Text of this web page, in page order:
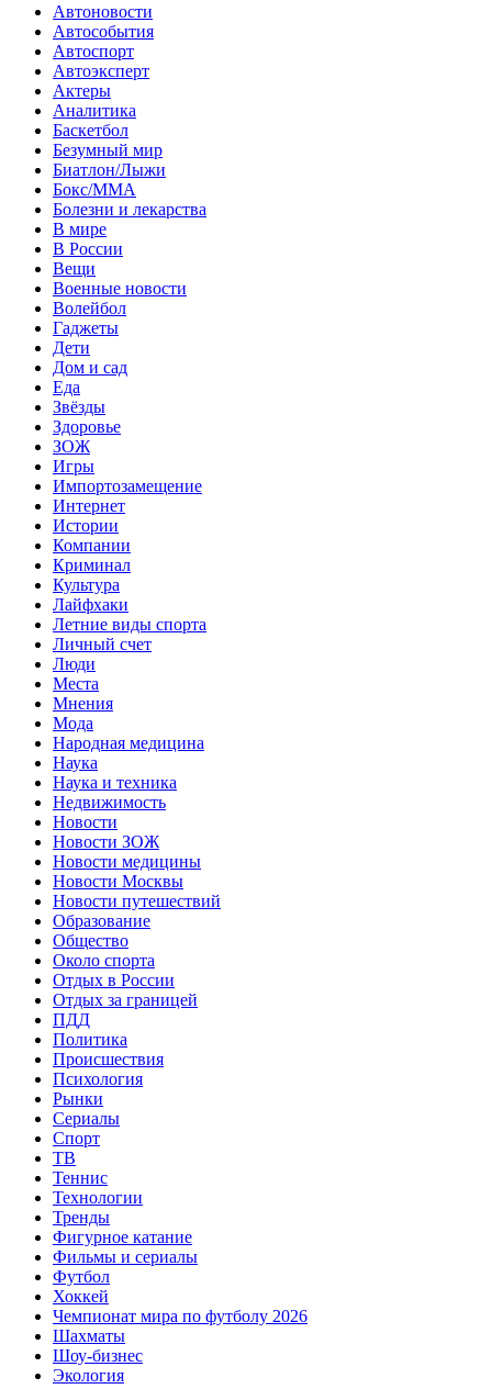
Автоновости
Автособытия
Автоспорт
Автоэксперт
Актеры
Аналитика
Баскетбол
Безумный мир
Биатлон/Лыжи
Бокс/MMA
Болезни и лекарства
В мире
В России
Вещи
Военные новости
Волейбол
Гаджеты
Дети
Дом и сад
Еда
Звёзды
Здоровье
ЗОЖ
Игры
Импортозамещение
Интернет
Истории
Компании
Криминал
Культура
Лайфхаки
Летние виды спорта
Личный счет
Люди
Места
Мнения
Мода
Народная медицина
Наука
Наука и техника
Недвижимость
Новости
Новости ЗОЖ
Новости медицины
Новости Москвы
Новости путешествий
Образование
Общество
Около спорта
Отдых в России
Отдых за границей
ПДД
Политика
Происшествия
Психология
Рынки
Сериалы
Спорт
ТВ
Теннис
Технологии
Тренды
Фигурное катание
Фильмы и сериалы
Футбол
Хоккей
Чемпионат мира по футболу 2026
Шахматы
Шоу-бизнес
Экология